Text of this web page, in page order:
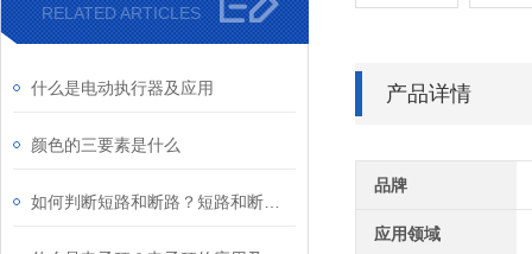
RELATED ARTICLES
什么是电动执行器及应用
颜色的三要素是什么
产品详情
品牌
应用领域